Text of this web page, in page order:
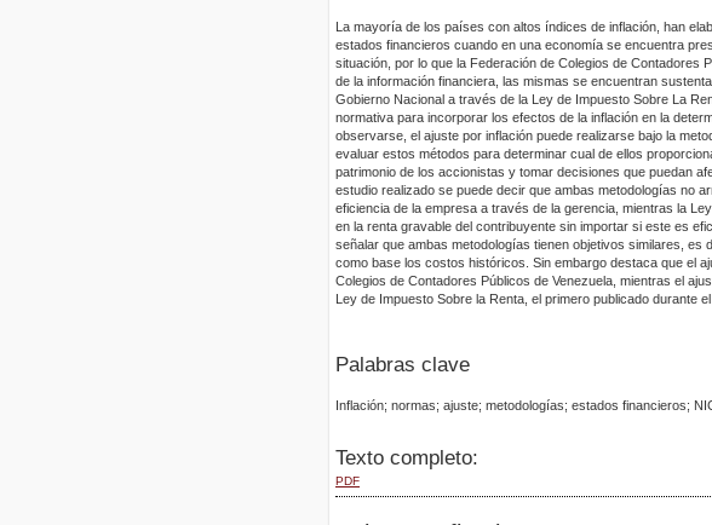
La mayoría de los países con altos índices de inflación, han
estados financieros cuando en una economía se encuentra
situación, por lo que la Federación de Colegios de Contadores
de la información financiera, las mismas se encuentran
Gobierno Nacional a través de la Ley de Impuesto Sobre La
normativa para incorporar los efectos de la inflación en la
observarse, el ajuste por inflación puede realizarse bajo la
evaluar estos métodos para determinar cual de ellos
patrimonio de los accionistas y tomar decisiones que puedan
estudio realizado se puede decir que ambas metodologías no
eficiencia de la empresa a través de la gerencia, mientras la
en la renta gravable del contribuyente sin importar si este es
señalar que ambas metodologías tienen objetivos similares, es
como base los costos históricos. Sin embargo destaca que el
Colegios de Contadores Públicos de Venezuela, mientras el
Ley de Impuesto Sobre la Renta, el primero publicado durante
Palabras clave
Inflación; normas; ajuste; metodologías; estados financieros;
Texto completo:
PDF